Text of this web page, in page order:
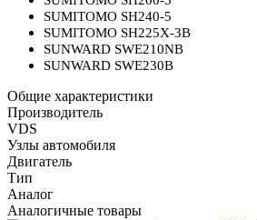
SUMITOMO SH240-5
SUMITOMO SH225X-3B
SUNWARD SWE210NB
SUNWARD SWE230B
Общие характеристики
Производитель
VDS
Узлы автомобиля
Двигатель
Тип
Аналог
Аналогичные товары